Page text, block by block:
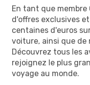
En tant que membre
d'offres exclusives
centaines d'euros
voiture, ainsi que de
Découvrez tous les
rejoignez le plus
voyage au monde.